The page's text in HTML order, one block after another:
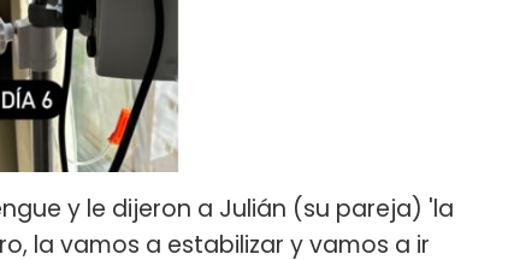
y le dijeron a Julián (su pareja) 'la
la vamos a estabilizar y vamos a ir